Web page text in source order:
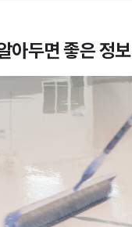
아두면 좋은 정보